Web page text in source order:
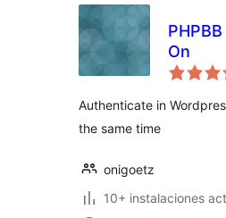
On
Authenticate in
the same time
onigoetz
10+ instalaciones